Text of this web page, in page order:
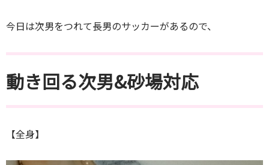
今日は次男をつれて長男のサッカーがあるので、
動き回る次男&砂場対応
【全身】